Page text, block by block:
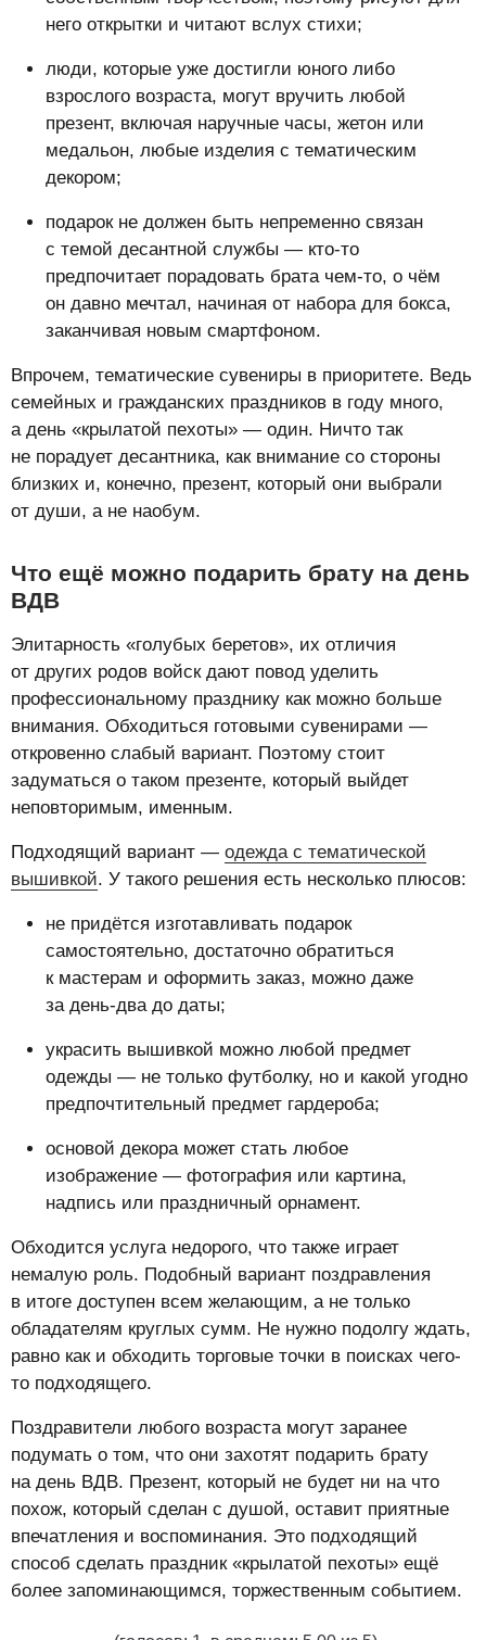
него открытки и читают вслух стихи;
люди, которые уже достигли юного либо
взрослого возраста, могут вручить любой
презент, включая наручные часы, жетон или
медальон, любые изделия с тематическим
декором;
подарок не должен быть непременно связан
с темой десантной службы — кто-то
предпочитает порадовать брата чем-то, о чём
он давно мечтал, начиная от набора для бокса,
заканчивая новым смартфоном.
Впрочем, тематические сувениры в приоритете. Ведь
семейных и гражданских праздников в году много,
а день «крылатой пехоты» — один. Ничто так
не порадует десантника, как внимание со стороны
близких и, конечно, презент, который они выбрали
от души, а не наобум.
Что ещё можно подарить брату на день
ВДВ
Элитарность «голубых беретов», их отличия
от других родов войск дают повод уделить
профессиональному празднику как можно больше
внимания. Обходиться готовыми сувенирами —
откровенно слабый вариант. Поэтому стоит
задуматься о таком презенте, который выйдет
неповторимым, именным.
Подходящий вариант — одежда с тематической
вышивкой. У такого решения есть несколько плюсов:
не придётся изготавливать подарок
самостоятельно, достаточно обратиться
к мастерам и оформить заказ, можно даже
за день-два до даты;
украсить вышивкой можно любой предмет
одежды — не только футболку, но и какой угодно
предпочтительный предмет гардероба;
основой декора может стать любое
изображение — фотография или картина,
надпись или праздничный орнамент.
Обходится услуга недорого, что также играет
немалую роль. Подобный вариант поздравления
в итоге доступен всем желающим, а не только
обладателям круглых сумм. Не нужно подолгу ждать,
равно как и обходить торговые точки в поисках чего-
то подходящего.
Поздравители любого возраста могут заранее
подумать о том, что они захотят подарить брату
на день ВДВ. Презент, который не будет ни на что
похож, который сделан с душой, оставит приятные
впечатления и воспоминания. Это подходящий
способ сделать праздник «крылатой пехоты» ещё
более запоминающимся, торжественным событием.